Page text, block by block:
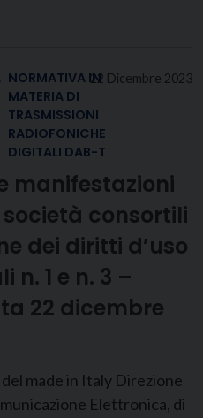
22 Dicembre 2023
NORMATIVA IN
MATERIA DI
TRASMISSIONI
RADIOFONICHE
DIGITALI DAB-T
manifestazioni
consortili
dei diritti d’uso
n. 1 e n. 3 –
22 dicembre
made in Italy Direzione
Elettronica, di